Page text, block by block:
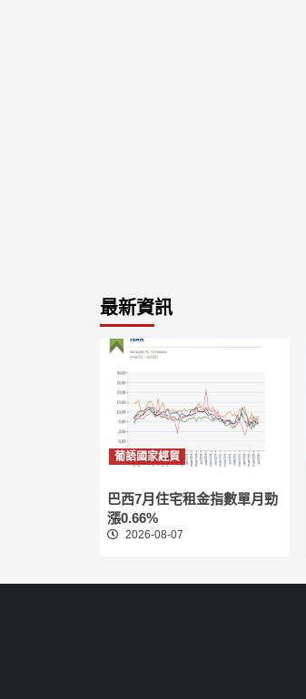
最新資訊
葡語國家經貿
巴西7月住宅租金指數單月勁
漲0.66%
2026-08-07